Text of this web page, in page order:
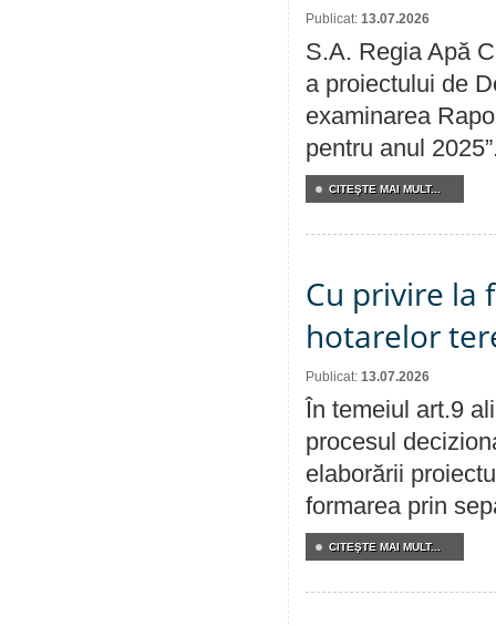
Publicat: 13.07.2026
S.A. Regia Apă
a proiectului de
examinarea
pentru anul
CITEŞTE MAI MULT...
Cu privire la
hotarelor
Publicat: 13.07.2026
În temeiul art.9
procesul
elaborării
formarea prin
CITEŞTE MAI MULT...